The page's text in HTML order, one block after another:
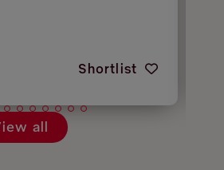
Shortlist
all